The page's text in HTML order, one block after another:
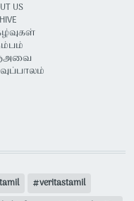
US
veritastamil